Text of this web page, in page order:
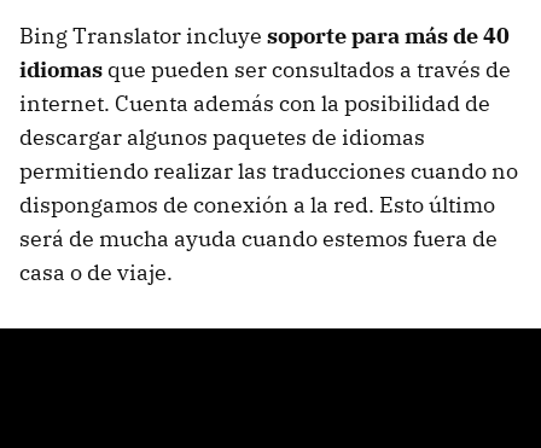
Bing Translator incluye soporte para más de 40
idiomas que pueden ser consultados a través de
internet. Cuenta además con la posibilidad de
descargar algunos paquetes de idiomas
permitiendo realizar las traducciones cuando no
dispongamos de conexión a la red. Esto último
será de mucha ayuda cuando estemos fuera de
casa o de viaje.